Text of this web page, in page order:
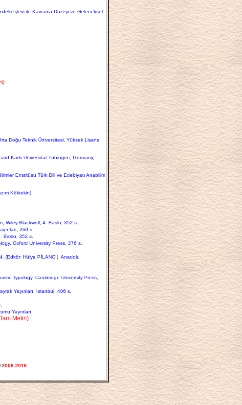
İşlevi ile Kavrama Düzeyi ve Geleneksel
Doğu Teknik Üniversitesi, Yüksek Lisans
Karls Universitat Tübingen, Germany,
Enstitüsü Türk Dili ve Edebiyatı Anabilim
Köktekin)
Wiley-Blackwell, 4. Baskı, 352 s.
260 s.
Baskı, 352 s.
Oxford University Press, 376 s.
, (Editör: Hülya PİLANCI), Anadolu
Typology, Cambridge University Press,
Yayınları, İstanbul, 406 s.
Yayınları.
Metin)
2008-2016